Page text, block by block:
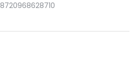
8720968628710